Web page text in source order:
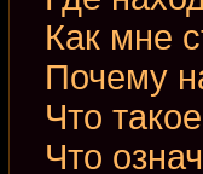
Как мне
Почему
Что
Что